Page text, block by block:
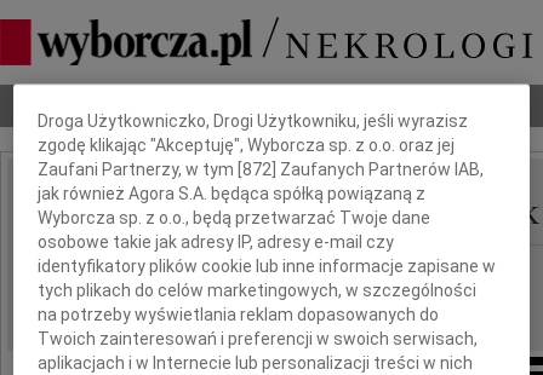
IMIĘ I NAZWISKO: Wanda Porazińska-Janik
REGION: Kraków
DATA EMISJI: 09.04.2010
Dbamy o Twoją prywatność
Droga Użytkowniczko, Drogi Użytkowniku, jeśli wyrazisz
zgodę klikając "Akceptuję", Wyborcza sp. z o.o. oraz jej
Zaufani Partnerzy, w tym [872 ] Zaufanych Partnerów IAB,
jak również Agora S.A. będąca spółką powiązaną z
Wyborcza sp. z o.o., będą przetwarzać Twoje dane
osobowe takie jak adresy IP, adresy e-mail czy
identyfikatory plików cookie lub inne informacje zapisane w
tych plikach do celów marketingowych, w szczególności
na potrzeby wyświetlania reklam dopasowanych do
Twoich zainteresowań i preferencji w swoich serwisach,
aplikacjach i w Internecie lub personalizacji treści w nich